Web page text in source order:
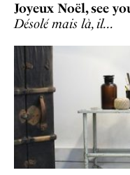
Joyeux Noël, see
Désolé mais là, il…